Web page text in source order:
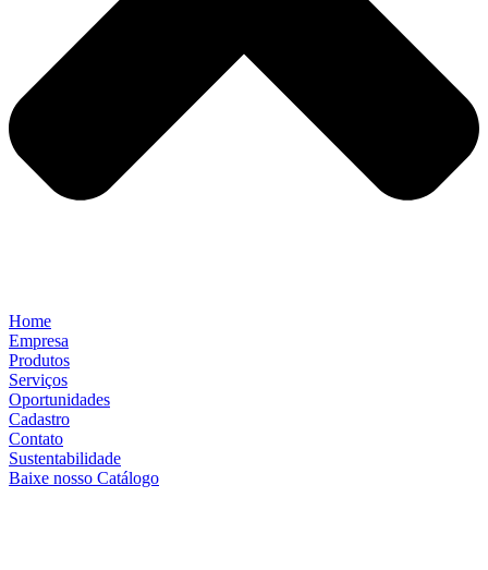
Home
Empresa
Produtos
Serviços
Oportunidades
Cadastro
Contato
Sustentabilidade
Baixe nosso Catálogo